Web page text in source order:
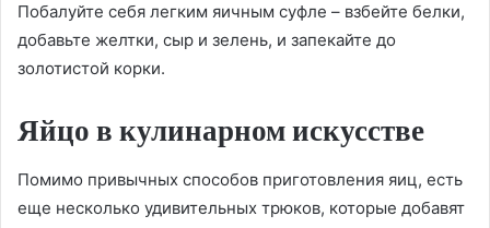
Побалуйте себя легким яичным суфле – взбейте белки,
добавьте желтки, сыр и зелень, и запекайте до
золотистой корки.
Яйцо в кулинарном искусстве
Помимо привычных способов приготовления яиц, есть
еще несколько удивительных трюков, которые добавят